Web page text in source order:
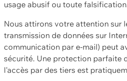
usage abusif ou toute
Nous attirons votre attention sur
transmission de données sur
communication par e-mail) peut
sécurité. Une protection parfaite
l'accès par des tiers est